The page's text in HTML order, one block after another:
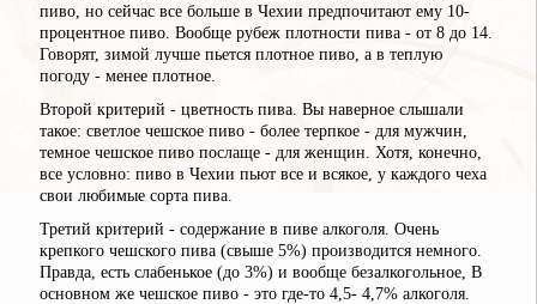
пиво, но сейчас все больше в Чехии предпочитают ему 10-
процентное пиво. Вообще рубеж плотности пива - от 8 до 14.
Говорят, зимой лучше пьется плотное пиво, а в теплую
погоду - менее плотное.
Второй критерий - цветность пива. Вы наверное слышали
такое: светлое чешское пиво - более терпкое - для мужчин,
темное чешское пиво послаще - для женщин. Хотя, конечно,
все условно: пиво в Чехии пьют все и всякое, у каждого чеха
свои любимые сорта пива.
Третий критерий - содержание в пиве алкоголя. Очень
крепкого чешского пива (свыше 5%) производится немного.
Правда, есть слабенькое (до 3%) и вообще безалкогольное, В
основном же чешское пиво - это где-то 4,5- 4,7% алкоголя.